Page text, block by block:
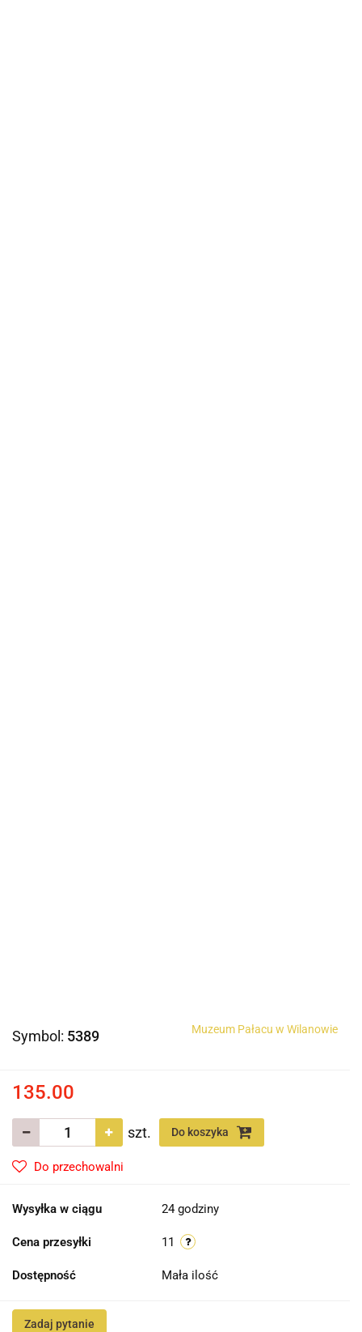
Symbol: 5389 Muzeum Pałacu w Wilanowie
135.00
szt. Do koszyka
Do przechowalni
Wysyłka w ciągu 24 godziny
Cena przesyłki 11
Dostępność Mała ilość
Zadaj pytanie